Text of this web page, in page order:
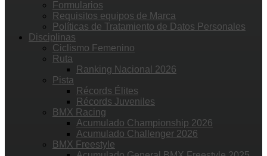
Formularios
Requisitos equipos de Marca
Políticas de Tratamiento de Datos Personales
Disciplinas
Ciclismo Femenino
Ruta
Ranking Nacional 2026
Pista
Récords Élites
Récords Juveniles
BMX Racing
Acumulado Championship 2026
Acumulado Challenger 2026
BMX Freestyle